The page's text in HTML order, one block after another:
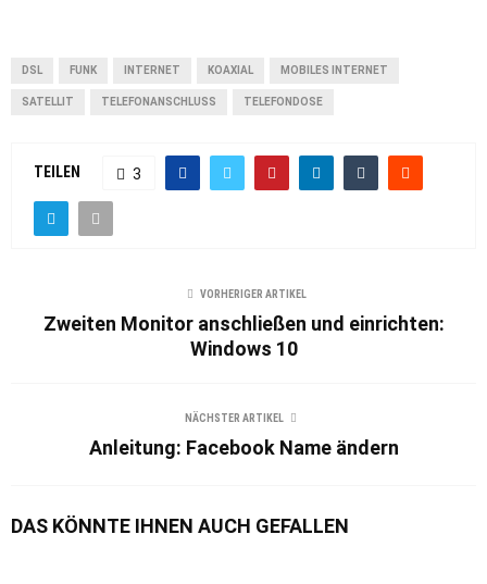
DSL FUNK INTERNET KOAXIAL MOBILES INTERNET
SATELLIT TELEFONANSCHLUSS TELEFONDOSE
TEILEN 3
VORHERIGER ARTIKEL
Zweiten Monitor anschließen und einrichten:
Windows 10
NÄCHSTER ARTIKEL
Anleitung: Facebook Name ändern
DAS KÖNNTE IHNEN AUCH GEFALLEN